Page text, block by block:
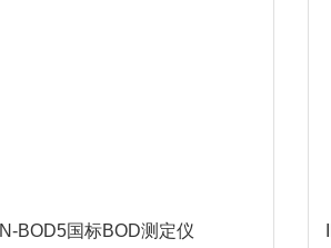
IN-BOD5国标BOD测定仪